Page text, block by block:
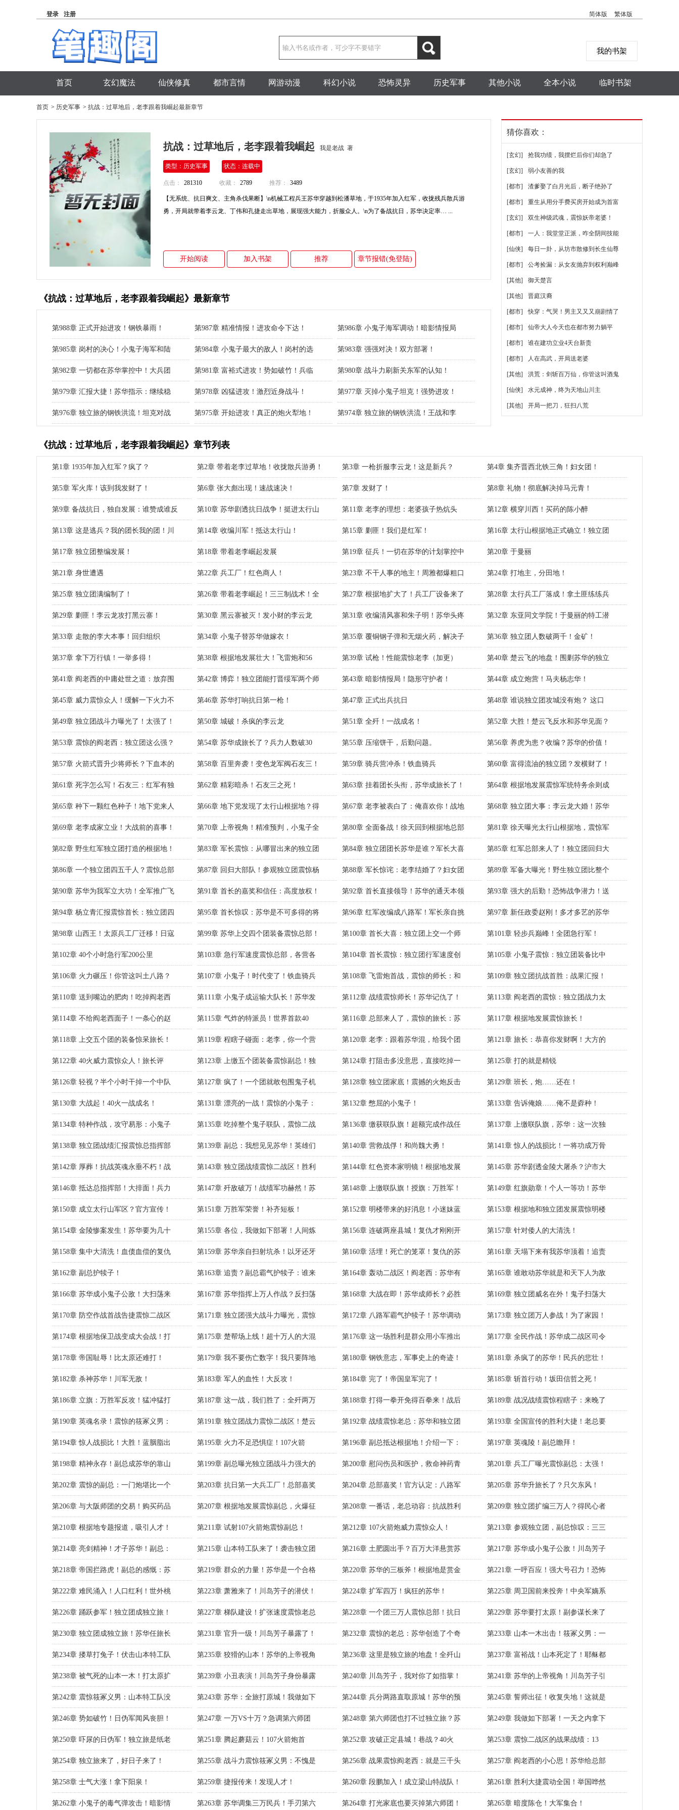
登录 注册 简体版 繁体版
我的书架
首页 玄幻魔法 仙侠修真 都市言情 网游动漫 科幻小说 恐怖灵异 历史军事 其他小说 全本小说 临时书架
首页 > 历史军事 > 抗战：过草地后，老李跟着我崛起最新章节
抗战：过草地后，老李跟着我崛起 我是老战 著
类型：历史军事 状态：连载中
点击： 281310 收藏： 2789 推荐： 3489
【无系统、抗日爽文、主角杀伐果断】\n机械工程兵王苏华穿越到松潘草地，于1935年加入红军，收拢残兵散兵游
勇，开局就带着李云龙、丁伟和孔捷走出草地，展现强大能力，折服众人。\n为了备战抗日，苏华决定率… ...
开始阅读 加入书架 推荐 章节报错(免登陆)
猜你喜欢：
[玄幻] 抢我功绩，我摆烂后你们却急了
[玄幻] 弱小友善的我
[都市] 渣爹娶了白月光后，断子绝孙了
[都市] 重生从用分手费买房开始成为首富
[玄幻] 双生神级武魂，震惊妖帝老婆！
[都市] 一人：我堂堂正派，咋全阴间技能
[仙侠] 每日一卦，从坊市散修到长生仙尊
[都市] 公考捡漏：从女友抛弃到权利巅峰
[其他] 御天楚言
[其他] 晋庭汉裔
[都市] 快穿：气哭！男主又又又崩剧情了
[都市] 仙帝大人今天也在都市努力躺平
[都市] 谁在建功立业4天台新贵
[都市] 人在高武，开局送老婆
[其他] 洪荒：剑斩百万仙，你管这叫酒鬼
[仙侠] 水元成神，终为天地山川主
[其他] 开局一把刀，狂扫八荒
《抗战：过草地后，老李跟着我崛起》最新章节
第988章 正式开始进攻！钢铁暴雨！ 第987章 精准情报！进攻命令下达！ 第986章 小鬼子海军调动！暗影情报局
第985章 岗村的决心！小鬼子海军和陆 第984章 小鬼子最大的敌人！岗村的选 第983章 强强对决！双方部署！
第982章 一切都在苏华掌控中！大兵团 第981章 富裕式进攻！势如破竹！兵临 第980章 战斗力刷新关东军的认知！
第979章 汇报大捷！苏华指示：继续稳 第978章 凶猛进攻！激烈近身战斗！ 第977章 灭掉小鬼子坦克！强势进攻！
第976章 独立旅的钢铁洪流！坦克对战 第975章 开始进攻！真正的炮火犁地！ 第974章 独立旅的钢铁洪流！王战和李
《抗战：过草地后，老李跟着我崛起》章节列表
第1章 1935年加入红军？疯了？ 第2章 带着老李过草地！收拢散兵游勇！ 第3章 一枪折服李云龙！这是新兵？ 第4章 集齐晋西北铁三角！妇女团！
第5章 军火库！该到我发财了！ 第6章 张大彪出现！速战速决！ 第7章 发财了！ 第8章 礼物！彻底解决掉马元青！
第9章 备战抗日，独自发展：谁赞成谁反 第10章 苏华剧透抗日战争！挺进太行山 第11章 老李的理想：老婆孩子热炕头 第12章 横穿川西！买药的陈小醉
第13章 这是逃兵？我的团长我的团！川 第14章 收编川军！抵达太行山！ 第15章 剿匪！我们是红军！ 第16章 太行山根据地正式确立！独立团
第17章 独立团整编发展！ 第18章 带着老李崛起发展 第19章 征兵！一切在苏华的计划掌控中 第20章 于曼丽
第21章 身世遭遇 第22章 兵工厂！红色商人！ 第23章 不干人事的地主！周雅都爆粗口 第24章 打地主，分田地！
第25章 独立团满编制了！ 第26章 带着老李崛起！三三制战术！全 第27章 根据地扩大了！兵工厂设备来了 第28章 太行兵工厂落成！拿土匪练练兵
第29章 剿匪！李云龙攻打黑云寨！ 第30章 黑云寨被灭！发小财的李云龙 第31章 收编清风寨和朱子明！苏华头疼 第32章 东亚同文学院！于曼丽的特工潜
第33章 走散的李大本事！回归组织 第34章 小鬼子替苏华做嫁衣！ 第35章 覆铜钢子弹和无烟火药，解决子 第36章 独立团人数破两千！金矿！
第37章 拿下万行镇！一举多得！ 第38章 根据地发展壮大！飞雷炮和56 第39章 试枪！性能震惊老李（加更） 第40章 楚云飞的地盘！围剿苏华的独立
第41章 阎老西的中庸处世之道：放弃围 第42章 博弈！独立团能打晋绥军两个师 第43章 暗影情报局！隐形守护者！ 第44章 成立炮营！马夫杨志华！
第45章 威力震惊众人！缓解一下火力不 第46章 苏华打响抗日第一枪！ 第47章 正式出兵抗日 第48章 谁说独立团攻城没有炮？ 这口
第49章 独立团战斗力曝光了！太强了！ 第50章 城破！杀疯的李云龙 第51章 全歼！一战成名！ 第52章 大胜！楚云飞反水和苏华见面？
第53章 震惊的阎老西：独立团这么强？ 第54章 苏华成旅长了？兵力人数破30 第55章 压缩饼干，后勤问题。 第56章 养虎为患？收编？苏华的价值！
第57章 火箭式晋升少将师长？下血本的 第58章 百里奔袭！变色龙军阀石友三！ 第59章 骑兵营冲杀！铁血骑兵 第60章 富得流油的独立团？发横财了！
第61章 死字怎么写！石友三：红军有独 第62章 精彩暗杀！石友三之死！ 第63章 挂着团长头衔，苏华成旅长了！ 第64章 根据地发展震惊军统特务余则成
第65章 种下一颗红色种子！地下党来人 第66章 地下党发现了太行山根据地？得 第67章 老李被表白了：俺喜欢你！战地 第68章 独立团大事：李云龙大婚！苏华
第69章 老李成家立业！大战前的喜事！ 第70章 上帝视角！精准预判，小鬼子全 第80章 全面备战！徐天回到根据地总部 第81章 徐天曝光太行山根据地，震惊军
第82章 野生红军独立团打造的根据地！ 第83章 军长震惊：从哪冒出来的独立团 第84章 独立团团长苏华是谁？军长大喜 第85章 红军总部来人了！独立团回归大
第86章 一个独立团四五千人？震惊总部 第87章 回归大部队！参观独立团震惊杨 第88章 军长惊诧：老李结婚了？妇女团 第89章 军备大曝光！野生独立团比整个
第90章 苏华为我军立大功！全军推广飞 第91章 首长的嘉奖和信任：高度放权！ 第92章 首长直接领导！苏华的通天本领 第93章 强大的后勤！恐怖战争潜力！送
第94章 杨立青汇报震惊首长：独立团四 第95章 首长惊叹：苏华是不可多得的将 第96章 红军改编成八路军！军长亲自挑 第97章 新任政委赵刚！多才多艺的苏华
第98章 山西王！太原兵工厂迁移！日寇 第99章 苏华上交四个团装备震惊总部！ 第100章 首长大喜：独立团上交一个师 第101章 轻步兵巅峰！全团急行军！
第102章 40个小时急行军200公里 第103章 急行军速度震惊总部，各营各 第104章 首长震惊：独立团行军速度创 第105章 小鬼子震惊：独立团装备比中
第106章 火力碾压！你管这叫土八路？ 第107章 小鬼子！时代变了！铁血骑兵 第108章 飞雷炮首战，震惊的师长：和 第109章 独立团抗战首胜：战果汇报！
第110章 送到嘴边的肥肉！吃掉阎老西 第111章 小鬼子成运输大队长！苏华发 第112章 战绩震惊师长！苏华记仇了！ 第113章 阎老西的震惊：独立团战力太
第114章 不给阎老西面子！一条心的赵 第115章 气炸的特派员！世界首款40 第116章 总部来人了，震惊的旅长：苏 第117章 根据地发展震惊旅长！
第118章 上交五个团的装备惊呆旅长！ 第119章 程瞎子碰面：老李，你一个营 第120章 老李：跟着苏华混，给我个团 第121章 旅长：恭喜你发财啊！大方的
第122章 40火威力震惊众人！旅长评 第123章 上缴五个团装备震惊副总！独 第124章 打阻击多没意思，直接吃掉一 第125章 打的就是精锐
第126章 轻视？半个小时干掉一个中队 第127章 疯了！一个团就敢包围鬼子机 第128章 独立团家底！震撼的火炮反击 第129章 班长，炮……还在！
第130章 大战起！40火一战成名！ 第131章 漂亮的一战！震惊的小鬼子： 第132章 憋屈的小鬼子！ 第133章 告诉俺娘……俺不是孬种！
第134章 特种作战，攻守易形：小鬼子 第135章 吃掉整个鬼子联队，震惊二战 第136章 缴获联队旗！超额完成作战任 第137章 上缴联队旗，苏华：这一次独
第138章 独立团战绩汇报震惊总指挥部 第139章 副总：我想见见苏华！英雄们 第140章 营救战俘！和尚魏大勇！ 第141章 惊人的战损比！一将功成万骨
第142章 厚葬！抗战英魂永垂不朽！战 第143章 独立团战绩震惊二战区！胜利 第144章 红色资本家明镜！根据地发展 第145章 苏华剧透金陵大屠杀？沪市大
第146章 抵达总指挥部！大排面！兵力 第147章 歼敌破万！战绩军功赫然！苏 第148章 上缴联队旗！授旗：万胜军！ 第149章 红旗勋章！个人一等功！苏华
第150章 成立太行山军区？官方宣传！ 第151章 万胜军荣誉！补齐短板！ 第152章 明楼带来的好消息！小迷妹蓝 第153章 根据地和独立团发展震惊明楼
第154章 金陵惨案发生！苏华要为几十 第155章 各位，我做如下部署！人间炼 第156章 连破两座县城！复仇才刚刚开 第157章 针对倭人的大清洗！
第158章 集中大清洗！血债血偿的复仇 第159章 苏华亲自扫射坑杀！以牙还牙 第160章 活埋！死亡的笼罩！复仇的苏 第161章 天塌下来有我苏华顶着！追责
第162章 副总护犊子！ 第163章 追责？副总霸气护犊子：谁来 第164章 轰动二战区！阎老西：苏华有 第165章 谁敢动苏华就是和天下人为敌
第166章 苏华成小鬼子公敌！大扫荡来 第167章 苏华指挥上万人作战？反扫荡 第168章 大战在即！苏华成师长？必胜 第169章 独立团威名在外！鬼子扫荡大
第170章 防空作战首战告捷震惊二战区 第171章 独立团强大战斗力曝光，震惊 第172章 八路军霸气护犊子！苏华调动 第173章 独立团万人参战！为了家园！
第174章 根据地保卫战变成大会战！打 第175章 楚帮场上线！超十万人的大混 第176章 这一场胜利是群众用小车推出 第177章 全民作战！苏华成二战区司令
第178章 帝国耻辱！比太原还难打！ 第179章 我不要伤亡数字！我只要阵地 第180章 钢铁意志，军事史上的奇迹！ 第181章 杀疯了的苏华！民兵的悲壮！
第182章 杀神苏华！川军无敌！ 第183章 军人的血性！大反攻！ 第184章 完了！帝国皇军完了！ 第185章 斩首行动！坂田信哲之死！
第186章 立旗：万胜军反攻！猛冲猛打 第187章 这一战，我们胜了：全歼两万 第188章 打得一拳开免得百拳来！战后 第189章 战况战绩震惊程瞎子：来晚了
第190章 英魂名录！震惊的筱冢义男： 第191章 独立团战力震惊二战区！楚云 第192章 战绩震惊老总：苏华和独立团 第193章 全国宣传的胜利大捷！老总要
第194章 惊人战损比！大胜！蓝胭脂出 第195章 火力不足恐惧症！107火箭 第196章 副总抵达根据地！介绍一下： 第197章 英魂陵！副总瞻拜！
第198章 精神永存！副总成苏华的靠山 第199章 副总曝光独立团战斗力强大的 第200章 慰问伤员和医护，救命神药青 第201章 兵工厂曝光震惊副总：太强！
第202章 震惊的副总：一门炮堪比一个 第203章 抗日第一大兵工厂！总部嘉奖 第204章 总部嘉奖！官方认定：八路军 第205章 苏华升旅长了？只欠东风！
第206章 与大阪师团的交易！购买药品 第207章 根据地发展震惊副总，火爆征 第208章 一番话，老总动容：抗战胜利 第209章 独立团扩编三万人？得民心者
第210章 根据地专题报道，吸引人才！ 第211章 试射107火箭炮震惊副总！ 第212章 107火箭炮威力震惊众人！ 第213章 参观独立团，副总惊叹：三三
第214章 亮剑精神！才子苏华！副总： 第215章 山本特工队来了！袭击独立团 第216章 土肥圆出手？百万大洋悬赏苏 第217章 苏华成小鬼子公敌！川岛芳子
第218章 帝国拦路虎！副总的感慨：苏 第219章 群众的力量！苏华是一个合格 第220章 苏华的三板斧！根据地是赏金 第221章 一呼百应！强大号召力！恐怖
第222章 难民涌入！人口红利！世外桃 第223章 萧雅来了！川岛芳子的潜伏！ 第224章 扩军四万！疯狂的苏华！ 第225章 周卫国前来投奔！中央军嫡系
第226章 踊跃参军！独立团成独立旅！ 第227章 梯队建设！扩张速度震惊老总 第228章 一个团三万人震惊总部！抗日 第229章 苏华要打太原！副参谋长来了
第230章 独立团成独立旅！苏华任旅长 第231章 官升一级！川岛芳子暴露了！ 第232章 震惊的老总：苏华创造了个奇 第233章 山本一木出击！筱冢义男：一
第234章 搂草打兔子！伏击山本特工队 第235章 狡猾的山本！苏华的上帝视角 第236章 这里是独立旅的地盘！全歼山 第237章 富裕战！山本死定了！耶稣都
第238章 被气死的山本一木！打太原扩 第239章 小丑表演！川岛芳子身份暴露 第240章 川岛芳子，我对你了如指掌！ 第241章 苏华的上帝视角！川岛芳子引
第242章 震惊筱冢义男：山本特工队没 第243章 苏华：全旅打原城！我做如下 第244章 兵分两路直取原城！苏华的预 第245章 誓师出征！收复失地！这就是
第246章 势如破竹！日伪军闻风丧胆！ 第247章 一万VS十万？急调第六师团 第248章 第六师团也打不过独立旅？苏 第249章 我做如下部署！一天之内拿下
第250章 吓尿的日伪军！独立旅是纸老 第251章 腾起蘑菇云！107火箭炮首 第252章 攻破正定县城！巷战？40火 第253章 震惊二战区的战果战绩：13
第254章 独立旅来了，好日子来了！ 第255章 战斗力震惊筱冢义男：不愧是 第256章 战果震惊阎老西：就是三千头 第257章 阎老西的小心思！苏华给总部
第258章 士气大涨！拿下阳泉！ 第259章 捷报传来！发现人才！ 第260章 段鹏加入！成立梁山特战队！ 第261章 胜利大捷震动全国！举国哗然
第262章 小鬼子的毒气弹攻击！暗影情 第263章 苏华调集三万民兵！手刃第六 第264章 打光家底也要灭掉第六师团！ 第265章 暗度陈仓！大军集合！